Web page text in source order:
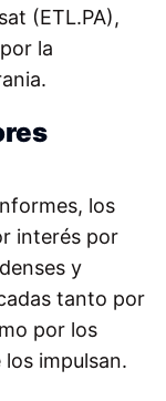
(ETL.PA),
la
los
interés por
y
tanto por
por los
impulsan.